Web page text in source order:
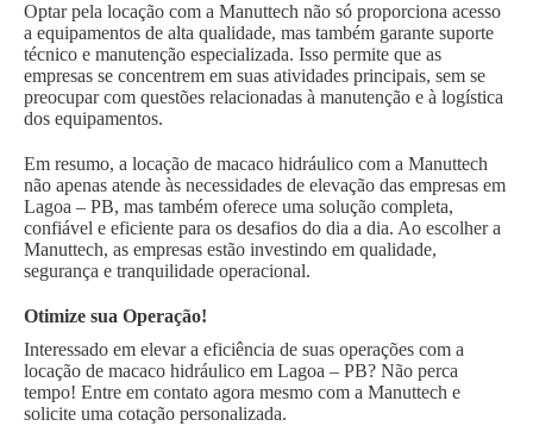
Optar pela locação com a Manuttech não só proporciona acesso
a equipamentos de alta qualidade, mas também garante suporte
técnico e manutenção especializada. Isso permite que as
empresas se concentrem em suas atividades principais, sem se
preocupar com questões relacionadas à manutenção e à logística
dos equipamentos.
Em resumo, a locação de macaco hidráulico com a Manuttech
não apenas atende às necessidades de elevação das empresas em
Lagoa – PB, mas também oferece uma solução completa,
confiável e eficiente para os desafios do dia a dia. Ao escolher a
Manuttech, as empresas estão investindo em qualidade,
segurança e tranquilidade operacional.
Otimize sua Operação!
Interessado em elevar a eficiência de suas operações com a
locação de macaco hidráulico em Lagoa – PB? Não perca
tempo! Entre em contato agora mesmo com a Manuttech e
solicite uma cotação personalizada.